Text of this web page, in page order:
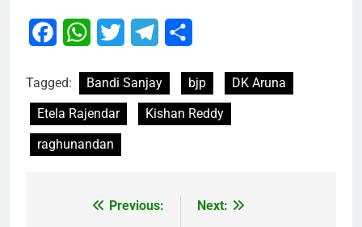
FacebookWhatsApp
Twitter Telegram
Tagged: Bandi Sanjay bjp
DK Aruna
Etela Rajendar
Kishan Reddy
raghunandan
Previous:
Next: